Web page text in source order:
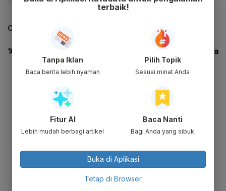
CEK JUGA DATA INI
terbaik!
Tanpa Iklan
Baca berita lebih nyaman
Pilih Topik
Sesuai minat Anda
Fitur AI
Lebih mudah berbagi artikel
Baca Nanti
Bagi Anda yang sibuk
Buka di Aplikasi
Tetap di Browser